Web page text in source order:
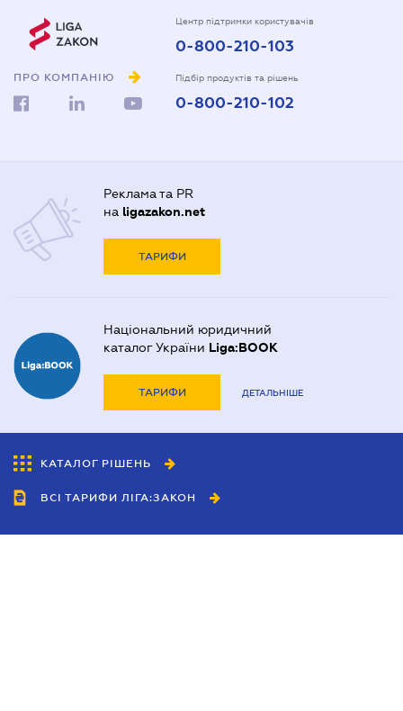
ПРО КОМПАНІЮ
Центр підтримки користувачів
0-800-210-103
Підбір продуктів та рішень
0-800-210-102
Реклама та PR
на ligazakon.net
ТАРИФИ
Національний юридичний
каталог України Liga:BOOK
ТАРИФИ ДЕТАЛЬНІШЕ
КАТАЛОГ РІШЕНЬ
ВСІ ТАРИФИ ЛІГА:ЗАКОН